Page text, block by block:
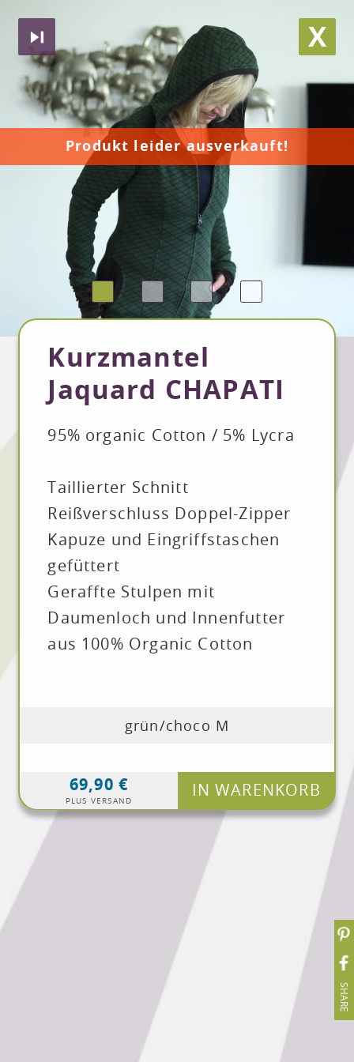
Produkt leider ausverkauft!
X
Kurzmantel
Jaquard CHAPATI
95% organic Cotton / 5% Lycra
Taillierter Schnitt
Reißverschluss Doppel-Zipper
Kapuze und Eingriffstaschen
gefüttert
Geraffte Stulpen mit
Daumenloch und Innenfutter
aus 100% Organic Cotton
grün/choco M
PLUS VERSAND
69,90 € IN WARENKORB
SHARE